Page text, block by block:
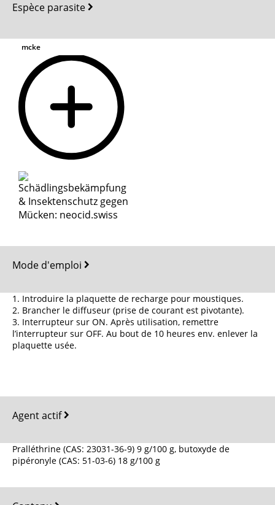
Espèce parasite
mcke
Mode d'emploi
1. Introduire la plaquette de recharge pour moustiques.
2. Brancher le diffuseur (prise de courant est pivotante).
3. Interrupteur sur ON. Après utilisation, remettre
l’interrupteur sur OFF. Au bout de 10 heures env. enlever la
plaquette usée.
Agent actif
Pralléthrine (CAS: 23031-36-9) 9 g/100 g, butoxyde de
pipéronyle (CAS: 51-03-6) 18 g/100 g